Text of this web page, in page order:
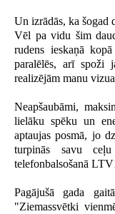
Un izrādās, ka šogad
Vēl pa vidu šim
rudens ieskaņā
paralēlēs, arī spoži
realizējām manu
Neapšaubāmi,
lielāku spēku un
aptaujas posmā, jo
turpinās savu
telefonbalsošanā
Pagājušā gada
"Ziemassvētki